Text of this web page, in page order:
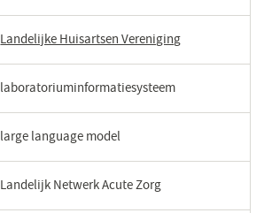
nieuw
venster)
Landelijke Huisartsen Vereniging
in
nieuw
laboratoriuminformatiesysteem
large language model
Landelijk Netwerk Acute Zorg